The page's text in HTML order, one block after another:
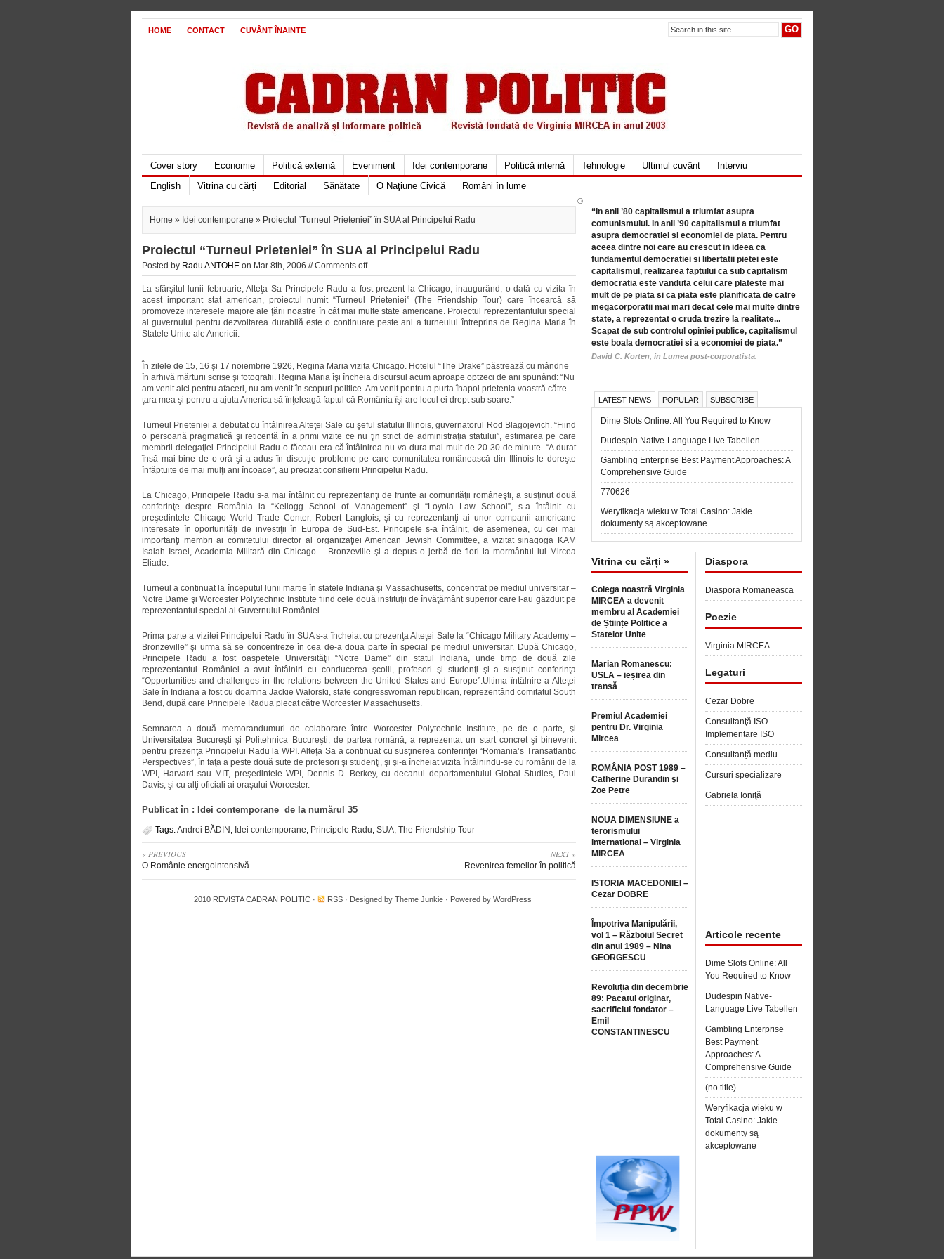
HOME CONTACT CUVÂNT ÎNAINTE
Cover story Economie Politică externă Eveniment Idei contemporane Politică internă Tehnologie Ultimul cuvânt
Interviu
English
Vitrina cu cărți Editorial Sănătate O Naţiune Civică Români în lume
Home » Idei contemporane » Proiectul “Turneul Prieteniei” în SUA al Principelui Radu
Proiectul “Turneul Prieteniei” în SUA al Principelui Radu
Posted by Radu ANTOHE on Mar 8th, 2006 //Comments off
La sfârşitul lunii februarie, Alteţa Sa Principele Radu a fost prezent la Chicago, inaugurând, o dată cu vizita în
acest important stat american, proiectul numit “Turneul Prieteniei” (The Friendship Tour) care încearcă să
promoveze interesele majore ale ţării noastre în cât mai multe state americane. Proiectul reprezentantului special
al guvernului pentru dezvoltarea durabilă este o continuare peste ani a turneului întreprins de Regina Maria în
Statele Unite ale Americii.
În zilele de 15, 16 şi 17 noiembrie 1926, Regina Maria vizita Chicago. Hotelul “The Drake” păstrează cu mândrie
în arhivă mărturii scrise şi fotografii. Regina Maria îşi încheia discursul acum aproape optzeci de ani spunând: “Nu
am venit aici pentru afaceri, nu am venit în scopuri politice. Am venit pentru a purta înapoi prietenia voastră către
ţara mea şi pentru a ajuta America să înţeleagă faptul că România îşi are locul ei drept sub soare.”
Turneul Prieteniei a debutat cu întâlnirea Alteţei Sale cu şeful statului Illinois, guvernatorul Rod Blagojevich. “Fiind
o persoană pragmatică şi reticentă în a primi vizite ce nu ţin strict de administraţia statului”, estimarea pe care
membrii delegaţiei Principelui Radu o făceau era că întâlnirea nu va dura mai mult de 20-30 de minute. “A durat
însă mai bine de o oră şi a adus în discuţie probleme pe care comunitatea românească din Illinois le doreşte
înfăptuite de mai mulţi ani încoace”, au precizat consilierii Principelui Radu.
La Chicago, Principele Radu s-a mai întâlnit cu reprezentanţi de frunte ai comunităţii româneşti, a susţinut două
conferinţe despre România la “Kellogg School of Management” şi “Loyola Law School”, s-a întâlnit cu
preşedintele Chicago World Trade Center, Robert Langlois, şi cu reprezentanţi ai unor companii americane
interesate în oportunităţi de investiţii în Europa de Sud-Est. Principele s-a întâlnit, de asemenea, cu cei mai
importanţi membri ai comitetului director al organizaţiei American Jewish Committee, a vizitat sinagoga KAM
Isaiah Israel, Academia Militară din Chicago – Bronzeville şi a depus o jerbă de flori la mormântul lui Mircea
Eliade.
Turneul a continuat la începutul lunii martie în statele Indiana şi Massachusetts, concentrat pe mediul universitar –
Notre Dame şi Worcester Polytechnic Institute fiind cele două instituţii de învăţământ superior care l-au găzduit pe
reprezentantul special al Guvernului României.
Prima parte a vizitei Principelui Radu în SUA s-a încheiat cu prezenţa Alteţei Sale la “Chicago Military Academy –
Bronzeville” şi urma să se concentreze în cea de-a doua parte în special pe mediul universitar. După Chicago,
Principele Radu a fost oaspetele Universităţii “Notre Dame” din statul Indiana, unde timp de două zile
reprezentantul României a avut întâlniri cu conducerea şcolii, profesori şi studenţi şi a susţinut conferinţa
“Opportunities and challenges in the relations between the United States and Europe”.Ultima întâlnire a Alteţei
Sale în Indiana a fost cu doamna Jackie Walorski, state congresswoman republican, reprezentând comitatul South
Bend, după care Principele Radua plecat către Worcester Massachusetts.
Semnarea a două memorandumuri de colaborare între Worcester Polytechnic Institute, pe de o parte, şi
Universitatea Bucureşti şi Politehnica Bucureşti, de partea română, a reprezentat un start concret şi binevenit
pentru prezenţa Principelui Radu la WPI. Alteţa Sa a continuat cu susţinerea conferinţei “Romania’s Transatlantic
Perspectives”, în faţa a peste două sute de profesori şi studenţi, şi şi-a încheiat vizita întâlnindu-se cu românii de la
WPI, Harvard sau MIT, preşedintele WPI, Dennis D. Berkey, cu decanul departamentului Global Studies, Paul
Davis, şi cu alţi oficiali ai oraşului Worcester.
Publicat în : Idei contemporane de la numărul 35
Tags:Andrei BĂDIN , Idei contemporane, Principele Radu, SUA, The Friendship Tour
« PREVIOUS
O Românie energointensivă
NEXT »
Revenirea femeilor în politică
“In anii ’80 capitalismul a triumfat asupra
comunismului. In anii ’90 capitalismul a triumfat
asupra democratiei si economiei de piata. Pentru
aceea dintre noi care au crescut in ideea ca
fundamentul democratiei si libertatii pietei este
capitalismul, realizarea faptului ca sub capitalism
democratia este vanduta celui care plateste mai
mult de pe piata si ca piata este planificata de catre
megacorporatii mai mari decat cele mai multe dintre
state, a reprezentat o cruda trezire la realitate...
Scapat de sub controlul opiniei publice, capitalismul
este boala democratiei si a economiei de piata.”
David C. Korten, in Lumea post-corporatista.
LATEST NEWS POPULAR SUBSCRIBE
Dime Slots Online: All You Required to Know
Dudespin Native-Language Live Tabellen
Gambling Enterprise Best Payment Approaches: A
Comprehensive Guide
770626
Weryfikacja wieku w Total Casino: Jakie
dokumenty są akceptowane
Vitrina cu cărți »
Colega noastră Virginia
MIRCEA a devenit
membru al Academiei
de Științe Politice a
Statelor Unite
Marian Romanescu:
USLA – ieșirea din
transă
Premiul Academiei
pentru Dr. Virginia
Mircea
ROMÂNIA POST 1989 –
Catherine Durandin şi
Zoe Petre
NOUA DIMENSIUNE a
terorismului
international – Virginia
MIRCEA
ISTORIA MACEDONIEI –
Cezar DOBRE
Împotriva Manipulării,
vol 1 – Războiul Secret
din anul 1989 – Nina
GEORGESCU
Revoluția din decembrie
89: Pacatul originar,
sacrificiul fondator –
Emil
CONSTANTINESCU
Diaspora
Diaspora Romaneasca
Poezie
Virginia MIRCEA
Legaturi
Cezar Dobre
Consultanţă ISO –
Implementare ISO
Consultanță mediu
Cursuri specializare
Gabriela Ioniţă
Articole recente
Dime Slots Online: All
You Required to Know
Dudespin Native-
Language Live Tabellen
Gambling Enterprise
Best Payment
Approaches: A
Comprehensive Guide
(no title)
Weryfikacja wieku w
Total Casino: Jakie
dokumenty są
akceptowane
©
2010 REVISTA CADRAN POLITIC · RSS · Designed by Theme Junkie · Powered by WordPress